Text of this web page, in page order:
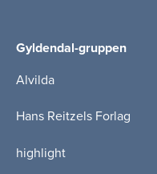
Gyldendal-gruppen
Alvilda
Hans Reitzels Forlag
highlight